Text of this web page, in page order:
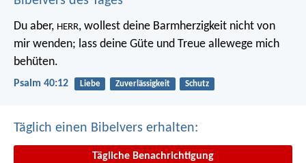
Du aber, HERR, wollest deine Barmherzigkeit nicht von
mir wenden; lass deine Güte und Treue allewege mich
behüten.
Psalm 40:12 Liebe Zuverlässigkeit Schutz
Täglich einen Bibelvers erhalten:
Tägliche Benachrichtigung